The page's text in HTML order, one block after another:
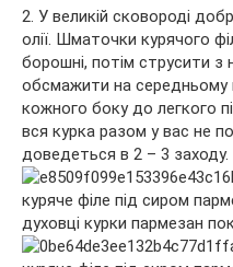
2. У великій сковороді
олії. Шматочки курячого
борошні, потім струсити з
обсмажити на середньому
кожного боку до легкого
вся курка разом у вас не
доведеться в 2 – 3 заходу.